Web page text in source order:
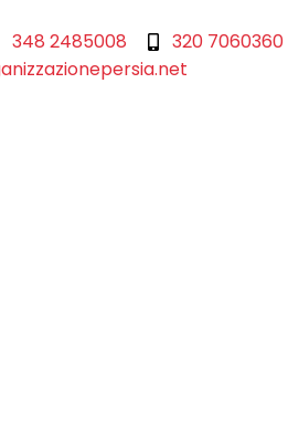
348 2485008
320 7060360